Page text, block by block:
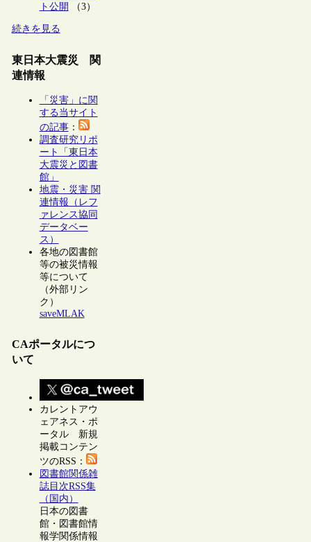
ト公開
（3）
続きを見る
東日本大震災 関
連情報
「災害」に関
する当サイト
の記事：
調査研究リポ
ート「東日本
大震災と図書
館」
地震・災害 関
連情報（レフ
ァレンス協同
データベー
ス）
各地の図書館
等の被災情報
等について
（外部リン
ク）
saveMLAK
CAポータルにつ
いて
カレントアウ
ェアネス・ポ
ータル 新規
掲載コンテン
ツのRSS：
図書館関係雑
誌目次RSS集
（国内）
日本の図書
館・図書館情
報学関係情報